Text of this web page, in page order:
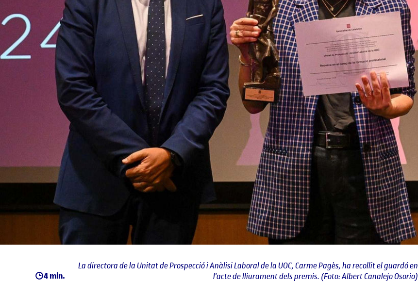
4 min.
La directora de la Unitat de Prospecció i Anàlisi Laboral de la UOC, Carme Pagès, ha recollit el guardó en
l'acte de lliurament dels premis. (Foto: Albert Canalejo Osorio)